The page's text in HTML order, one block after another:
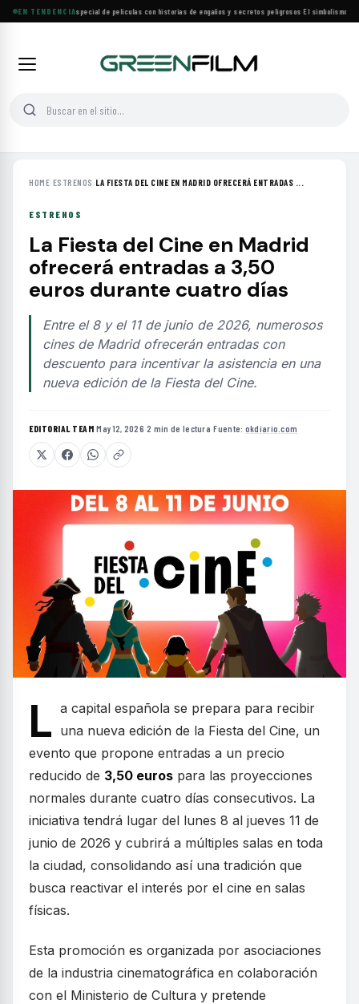
EN TENDENCIA
Lifetime estrena especial de películas con historias de engaños y secretos peligrosos·El simbolismo de
HOME›ESTRENOS ›LA FIESTA DEL CINE EN MADRID OFRECERÁ ENTRADAS ...
ESTRENOS
La Fiesta del Cine en Madrid
ofrecerá entradas a 3,50
euros durante cuatro días
Entre el 8 y el 11 de junio de 2026, numerosos
cines de Madrid ofrecerán entradas con
descuento para incentivar la asistencia en una
nueva edición de la Fiesta del Cine.
EDITORIAL TEAM·May 12, 2026·2 min de lectura·Fuente: okdiario.com
L a capital española se prepara para recibir
una nueva edición de la Fiesta del Cine, un
evento que propone entradas a un precio
reducido de 3,50 euros para las proyecciones
normales durante cuatro días consecutivos. La
iniciativa tendrá lugar del lunes 8 al jueves 11 de
junio de 2026 y cubrirá a múltiples salas en toda
la ciudad, consolidando así una tradición que
busca reactivar el interés por el cine en salas
físicas.
Esta promoción es organizada por asociaciones
de la industria cinematográfica en colaboración
con el Ministerio de Cultura y pretende